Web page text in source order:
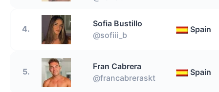
4.
Sofia Bustillo
@sofiii_b
Spain
5.
Fran Cabrera
@francabreraskt
Spain